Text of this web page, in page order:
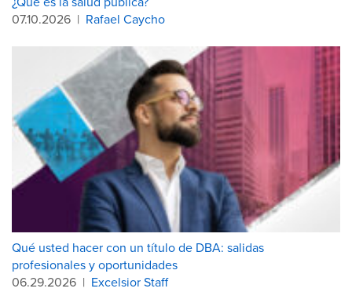
07.10.2026 | Rafael Caycho
Qué usted hacer con un título de DBA: salidas
profesionales y oportunidades
06.29.2026 | Excelsior Staff